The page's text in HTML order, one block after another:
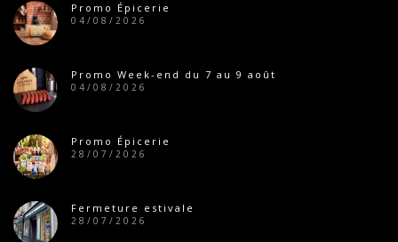
Promo Épicerie
04/08/2026
Promo Week-end du 7 au 9 août
04/08/2026
Promo Épicerie
28/07/2026
Fermeture estivale
28/07/2026